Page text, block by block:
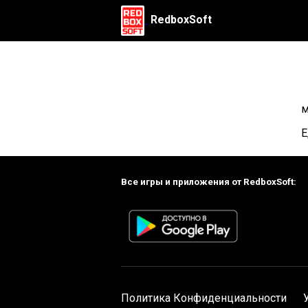
RedboxSoft
Все игры и приложения от RedboxSoft:
Политика Конфиденциальности